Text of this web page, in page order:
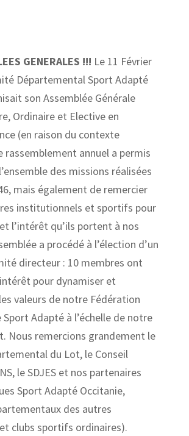
GENERALES !!! Le 11 Février
Départemental Sport Adapté
son Assemblée Générale
Ordinaire et Elective en
(en raison du contexte
rassemblement annuel a permis
des missions réalisées
mais également de remercier
institutionnels et sportifs pour
l’intérêt qu’ils portent à nos
a procédé à l’élection d’un
directeur : 10 membres ont
pour dynamiser et
valeurs de notre Fédération
Sport Adapté à l’échelle de notre
Nous remercions grandement le
du Lot, le Conseil
le SDJES et nos partenaires
Sport Adapté Occitanie,
des autres
clubs sportifs ordinaires).